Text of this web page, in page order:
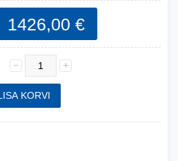
1426,00 €